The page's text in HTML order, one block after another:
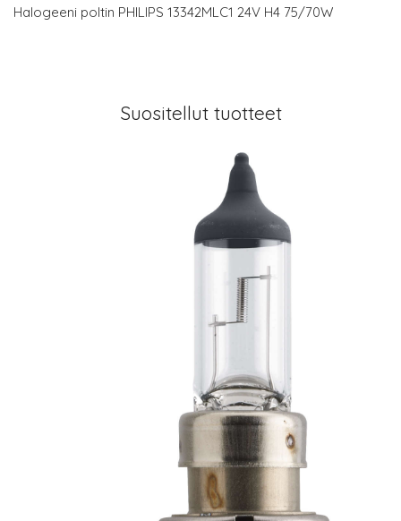
Halogeeni poltin PHILIPS 13342MLC1 24V H4 75/70W
Suositellut tuotteet